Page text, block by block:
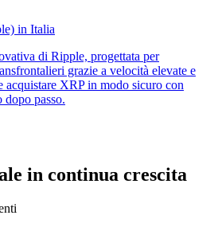
in Italia
di Ripple, progettata per
grazie a velocità elevate e
acquistare XRP in modo sicuro con
dopo passo.
in continua crescita